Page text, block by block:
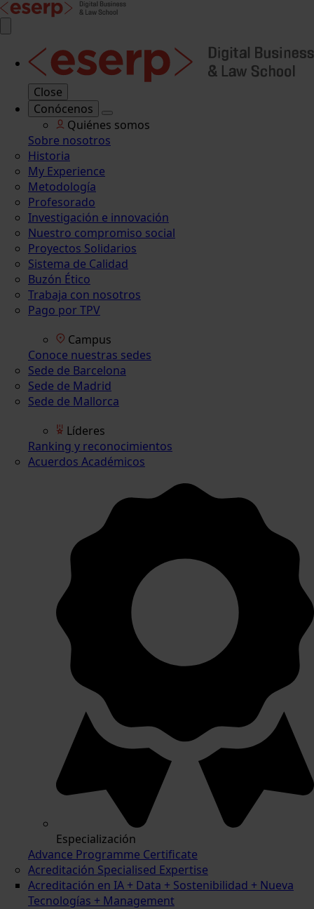
Close
Conócenos
Quiénes somos
Sobre nosotros
Historia
My Experience
Metodología
Profesorado
Investigación e innovación
Nuestro compromiso social
Proyectos Solidarios
Sistema de Calidad
Buzón Ético
Trabaja con nosotros
Pago por TPV
Campus
Conoce nuestras sedes
Sede de Barcelona
Sede de Madrid
Sede de Mallorca
Líderes
Ranking y reconocimientos
Acuerdos Académicos
Especialización
Advance Programme Certificate
Acreditación Specialised Expertise
Acreditación en IA + Data + Sostenibilidad + Nueva
Tecnologías + Management